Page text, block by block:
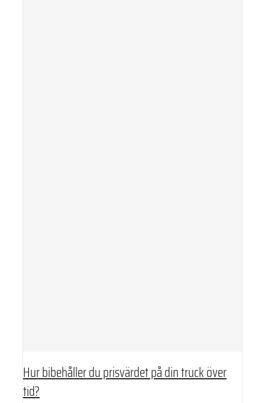
Hur bibehåller du prisvärdet på din truck över
tid?